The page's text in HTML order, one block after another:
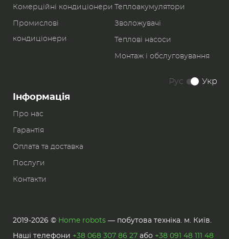
Комерційні кондиціонери
Промислові
кондиціонери
Теплоакумулятори
Зволожувачі
Теплові насоси
Монтаж і обслуговування
Інформація
Про нас
Гарантія
Оплата та доставка
Послуги
Контакти
2019-2026 © Home robots — побутова техніка. м. Київ.
Наші телефони +38 068 307 86 27 або +38 091 48 111 48
Рус Укр